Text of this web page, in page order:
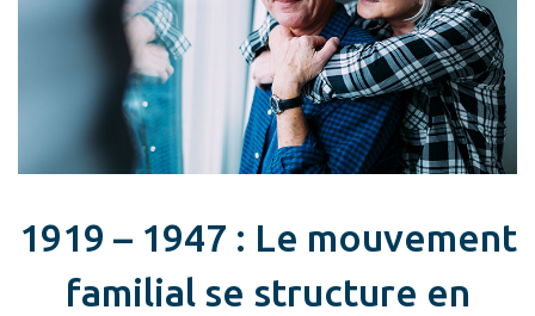
1919 – 1947 : Le mouvement
familial se structure en